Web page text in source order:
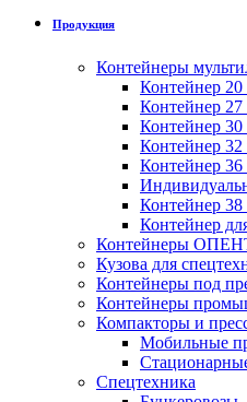
Продукция
Контейнеры
Контейнер
Контейнер
Контейнер
Контейнер
Контейнер
Контейнер
Контейнер
Контейнеры
Кузова для
Контейнеры под
Контейнеры
Компакторы и
Мобильные
Спецтехника